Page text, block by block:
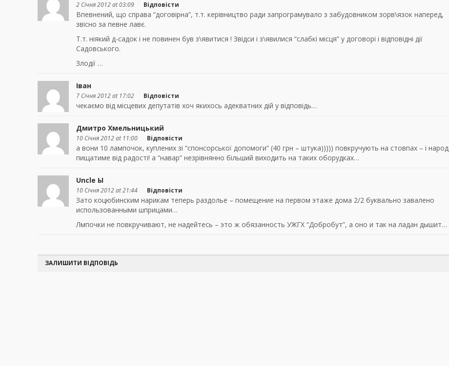
2 Січня 2012 at 03:09 Відповісти
Впевнений, що справа “договірна”, т.т. керівництво ради запрограмувало з забудовником зорв\язок наперед,
звісно за певне лавє.
Т.т. ніякий д-садок і не повинен був з\явитися ! Звідси і з\явилися “слабкі місця” у договорі і відповідні дії
Садовського.
Злодії …
Іван
7 Січня 2012 at 17:02 Відповісти
чекаємо від місцевих депутатів хоч якихось адекватних дій у відповідь…
Дмитро Хмельницький
10 Січня 2012 at 11:00 Відповісти
а вони 10 лампочок, куплених зі “спонсорської допомоги” (40 грн – штука))))) повкручують на стовпах – і народ
пищатиме від радості! а “навар” незрівнянно більший виходить на таких оборудках…
Uncle Ы
10 Січня 2012 at 21:44 Відповісти
Зато коцюбинским нарикам теперь раздолье – помещение на первом этаже дома 2/2 буквально завалено
использованными шприцами…
Лмпочки не повкручивают, не надейтесь – это ж обязанность УЖГХ “Добробут”, а оно и так на ладан дышит…
ЗАЛИШИТИ ВІДПОВІДЬ